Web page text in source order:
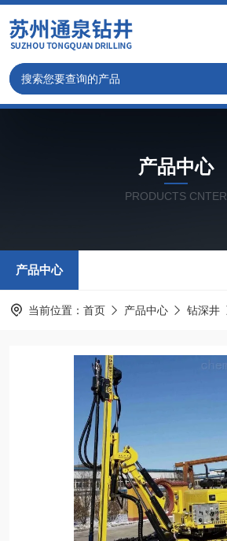
产品中心
PRODUCTS CNTER
产品中心
当前位置： 首页 产品中心 钻深井